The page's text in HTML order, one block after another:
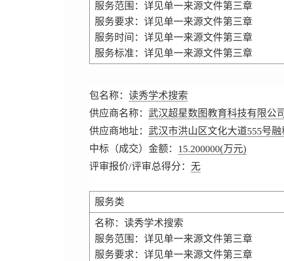
服务范围：详见单一来源文件第三章
服务要求：详见单一来源文件第三章
服务时间：详见单一来源文件第三章
服务标准：详见单一来源文件第三章
包名称： 读秀学术搜索
供应商名称： 武汉超星数图教育科技有限公司
供应商地址： 武汉市洪山区文化大道555号
中标（成交）金额： 15.200000(万元)
评审报价/评审总得分： 无
服务类
名称：读秀学术搜索
服务范围：详见单一来源文件第三章
服务要求：详见单一来源文件第三章